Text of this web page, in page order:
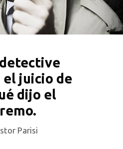
el juicio de
dijo el
Parisi